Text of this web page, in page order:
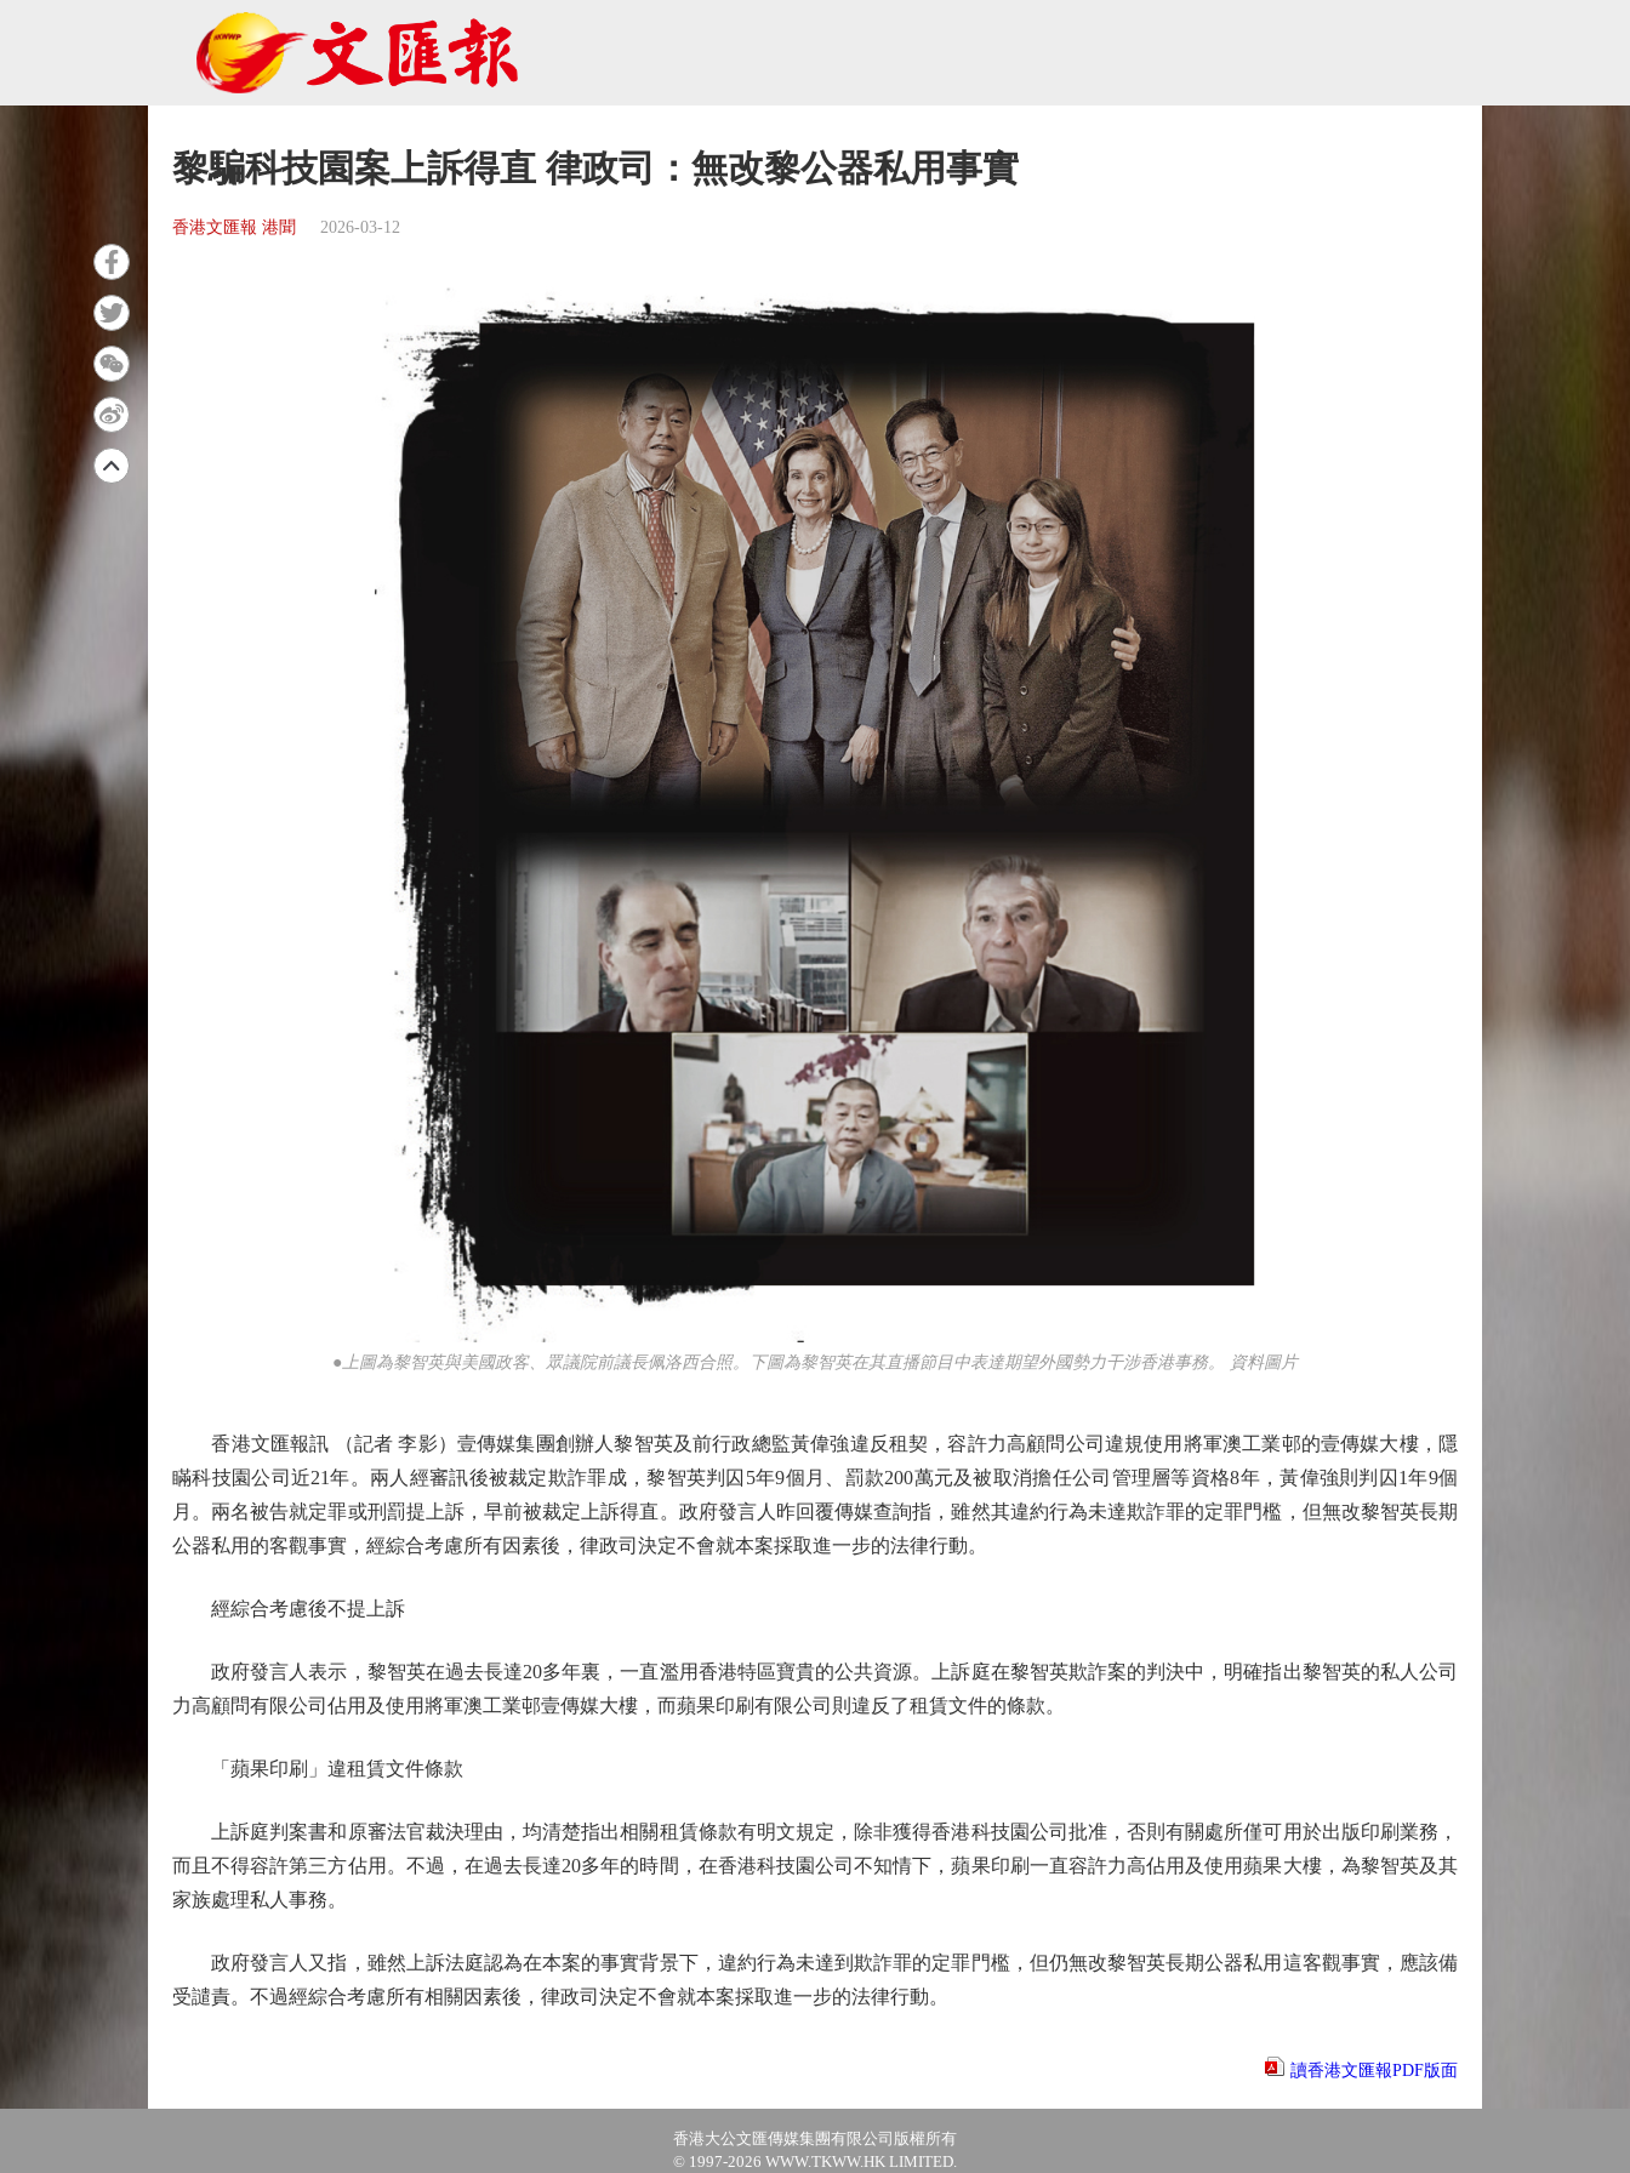
黎騙科技園案上訴得直 律政司：無改黎公器私用事實
香港文匯報 港聞 2026-03-12
●上圖為黎智英與美國政客、眾議院前議長佩洛西合照。下圖為黎智英在其直播節目中表達期望外國勢力干涉香港事務。 資料圖片
香港文匯報訊 （記者 李影）壹傳媒集團創辦人黎智英及前行政總監黃偉強違反租契，容許力高顧問公司違規使用將軍澳工業邨的壹傳媒大樓，隱
瞞科技園公司近21年。兩人經審訊後被裁定欺詐罪成，黎智英判囚5年9個月、罰款200萬元及被取消擔任公司管理層等資格8年，黃偉強則判囚1年9個
月。兩名被告就定罪或刑罰提上訴，早前被裁定上訴得直。政府發言人昨回覆傳媒查詢指，雖然其違約行為未達欺詐罪的定罪門檻，但無改黎智英長期
公器私用的客觀事實，經綜合考慮所有因素後，律政司決定不會就本案採取進一步的法律行動。
經綜合考慮後不提上訴
政府發言人表示，黎智英在過去長達20多年裏，一直濫用香港特區寶貴的公共資源。上訴庭在黎智英欺詐案的判決中，明確指出黎智英的私人公司
力高顧問有限公司佔用及使用將軍澳工業邨壹傳媒大樓，而蘋果印刷有限公司則違反了租賃文件的條款。
「蘋果印刷」違租賃文件條款
上訴庭判案書和原審法官裁決理由，均清楚指出相關租賃條款有明文規定，除非獲得香港科技園公司批准，否則有關處所僅可用於出版印刷業務，
而且不得容許第三方佔用。不過，在過去長達20多年的時間，在香港科技園公司不知情下，蘋果印刷一直容許力高佔用及使用蘋果大樓，為黎智英及其
家族處理私人事務。
政府發言人又指，雖然上訴法庭認為在本案的事實背景下，違約行為未達到欺詐罪的定罪門檻，但仍無改黎智英長期公器私用這客觀事實，應該備
受譴責。不過經綜合考慮所有相關因素後，律政司決定不會就本案採取進一步的法律行動。
讀香港文匯報PDF版面
香港大公文匯傳媒集團有限公司版權所有
© 1997-2026 WWW.TKWW.HK LIMITED.